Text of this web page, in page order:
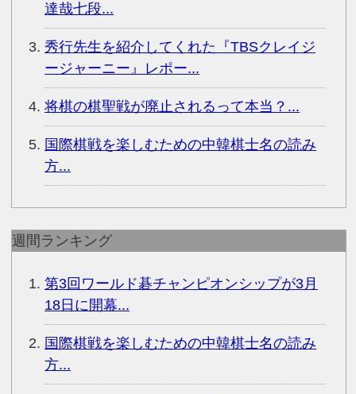
達哉七段...
秀行先生を紹介してくれた『TBSクレイジ
ージャーニー』レポー...
将棋の棋聖戦が廃止されるって本当？...
国際棋戦を楽しむための中韓棋士名の読み
方...
週間ランキング
第3回ワールド碁チャンピオンシップが3月
18日に開幕...
国際棋戦を楽しむための中韓棋士名の読み
方...